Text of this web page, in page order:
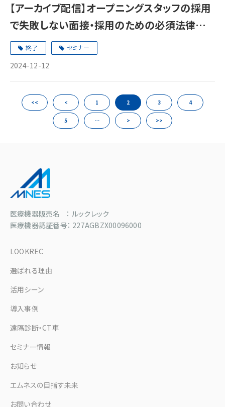
【アーカイブ配信】オープニングスタッフの採用
で失敗しない面接・採用のための必須法律実
務
終了 セミナー
2024-12-12
<< < 1 2 3 4
5 … > >>
医療機器販売名 ： ルックレック
医療機器認証番号： 227AGBZX00096000
LOOKREC
選ばれる理由
活用シーン
導入事例
遠隔診断・CT車
セミナー情報
お知らせ
エムネスの目指す未来
お問い合わせ